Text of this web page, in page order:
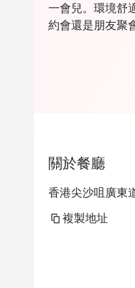
一會兒。環境舒
約會還是朋友聚
關於餐廳
香港尖沙咀廣東
複製地址